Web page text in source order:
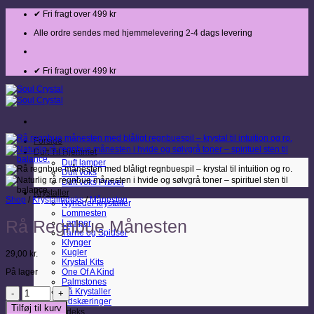
Fortsæt
indhold
✔ Fri fragt over 499 kr
Alle ordre sendes med hjemmelevering 2-4 dags levering
✔ Fri fragt over 499 kr
Forside
Duft Til Hjemmet
Duft lamper
Duft voks
Duft voks Prøver
Krystaller
Nyheder krystaller
Lommesten
Lamper
Tårne og Spidser
Klynger
Kugler
Krystal Kits
One Of A Kind
Palmstones
Rå Krystaller
Udskæringer
Shop / Krystalindeks / Månesten
Rå Regnbue Månesten
29,00 kr.
På lager
Rå
Regnbue
Månesten
Tilføj til kurv